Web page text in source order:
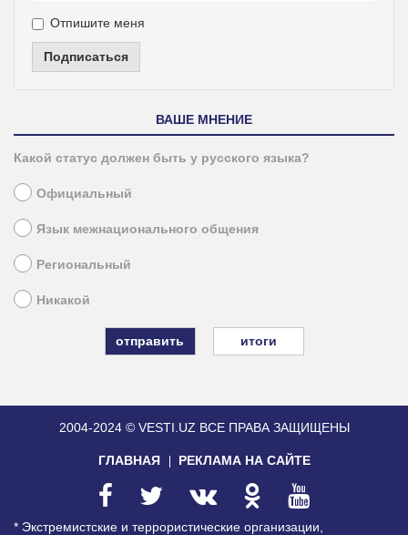
Отпишите меня
Подписаться
ВАШЕ МНЕНИЕ
Какой статус должен быть у русского языка?
Официальный
Язык межнационального общения
Региональный
Никакой
итоги
2004-2024 © VESTI.UZ ВСЕ ПРАВА ЗАЩИЩЕНЫ
ГЛАВНАЯ РЕКЛАМА НА САЙТЕ
* Экстремистские и террористические организации,